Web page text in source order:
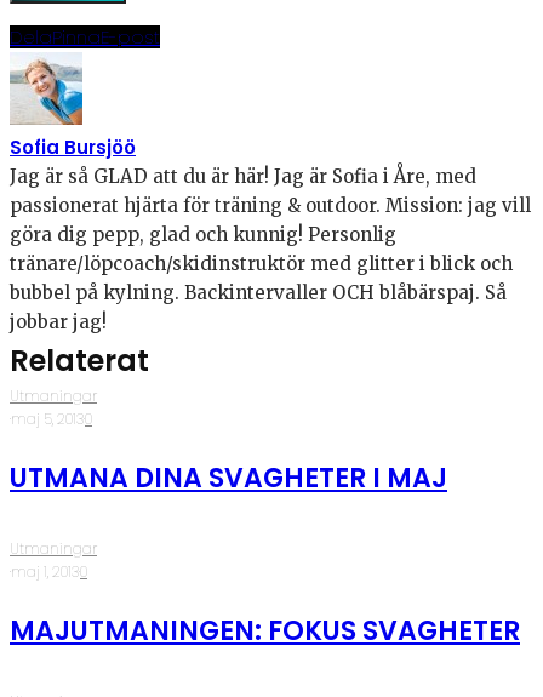
DelaPinnaE-post
Sofia Bursjöö
Jag är så GLAD att du är här! Jag är Sofia i Åre, med
passionerat hjärta för träning & outdoor. Mission: jag vill
göra dig pepp, glad och kunnig! Personlig
tränare/löpcoach/skidinstruktör med glitter i blick och
bubbel på kylning. Backintervaller OCH blåbärspaj. Så
jobbar jag!
Relaterat
Utmaningar
·maj 5, 2013·0
UTMANA DINA SVAGHETER I MAJ
Utmaningar
·maj 1, 2013·0
MAJUTMANINGEN: FOKUS SVAGHETER